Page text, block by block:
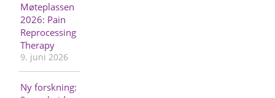
Møteplassen
2026: Pain
Reprocessing
Therapy
9. juni 2026
Ny forskning: